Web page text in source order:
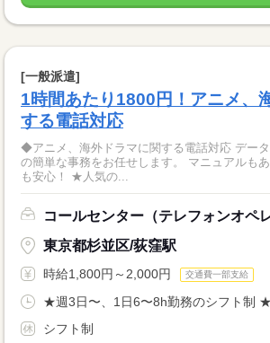
[一般派遣]
1時間あたり1800円！アニメ、
する電話対応
◆アニメ、海外ドラマに関する電話対応 データ入力や電話応対など
の簡単な事務をお任せします。 マニュアルも
も安心！ ★人気の...
コールセンター（テレフォンオペ
東京都杉並区/荻窪駅
時給1,800円～2,000円 交通費一部支給
★週3日〜、1日6〜8h勤務のシフト制 ★
シフト制